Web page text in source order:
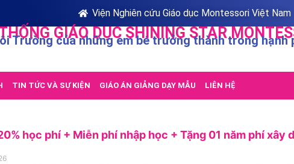
Viện Nghiên cứu Giáo dục Montessori Việt Nam
GIÁO DỤC SHINING STAR
Trường của những em bé trưởng thành trong hạnh
TIN TỨC VÀ SỰ KIỆN GIÁO ÁN GIẢNG DẠY MẪU LIÊN HỆ
học phí + Miễn phí nhập học + Tặng 01 năm phí